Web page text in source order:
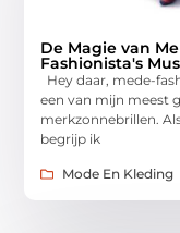
De Magie van
Fashionista's
Hey daar, mede-
een van mijn meest
merkzonnebrillen.
begrijp ik
Mode En Kleding